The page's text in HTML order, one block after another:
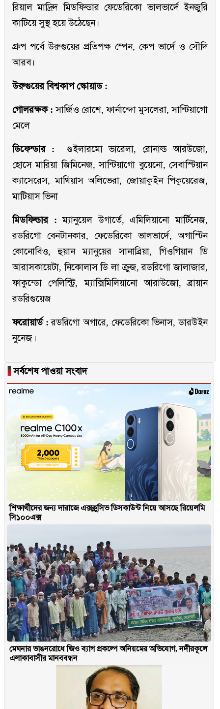
রিয়াল মাদ্রিদ মিডফিল্ডার ফেডেরিকো ভালভার্দে ইনজুরি
কাটিয়ে সুস্থ হয়ে উঠেছেন।
গ্রুপ পর্বে উরুগুয়ের প্রতিপক্ষ স্পেন, কেপ ভার্দে ও সৌদি
আরব।
উরুগুয়ের বিশ্বকাপ স্কোয়াড :
গোলরক্ষক :সার্জিও রোশে, ফার্নান্দো মুসলেরা, সান্টিয়াগো
মেলে
ডিফেন্ডার :
গুইলারমো ভারেলা, রোনাল্ড আরউজো,
হোসে মারিয়া জিমিনেজ, সান্টিয়াগো বুয়েনো, সেবাস্টিয়ান
ক্যাসেরেস, মাথিয়াস অলিভেরা, জোয়াকুইন পিকুয়েরেজ,
মাটিয়াস ভিনা
মিডফিল্ডার : ম্যানুয়েল উগার্তে, এমিলিয়ানো মার্টিনেজ,
রডরিগো বেনটানকার, ফেডেরিকো ভালভার্দে, অগাস্টিন
কোনোবিও, হুয়ান ম্যানুয়ের সানাব্রিয়া, গিওগিয়ান ডি
আরাসকায়েটা, নিকোলাস ডি লা ক্রুজ, রডরিগো জালাজার,
ফাকুন্ডো পেলিস্ট্রি, ম্যাক্সিমিলিয়ানো আরাউজো, ব্রায়ান
রডরিগুয়েজ
ফরোয়ার্ড :রডরিগো অগারে, ফেডেরিকো ভিনাস, ডারউইন
নুনেজ।
▐সর্বশেষ পাওয়া সংবাদ
শিক্ষার্থীদের জন্য দারাজে এক্সক্লুসিভ ডিসকাউন্ট নিয়ে আসছে রিয়েলমি
সি১০০এক্স
মেঘনার ভাঙনরোধে জিও ব্যাগ প্রকল্পে অনিয়মের অভিযোগ, নদীরকূলে
এলাকাবাসীর মানববন্ধন